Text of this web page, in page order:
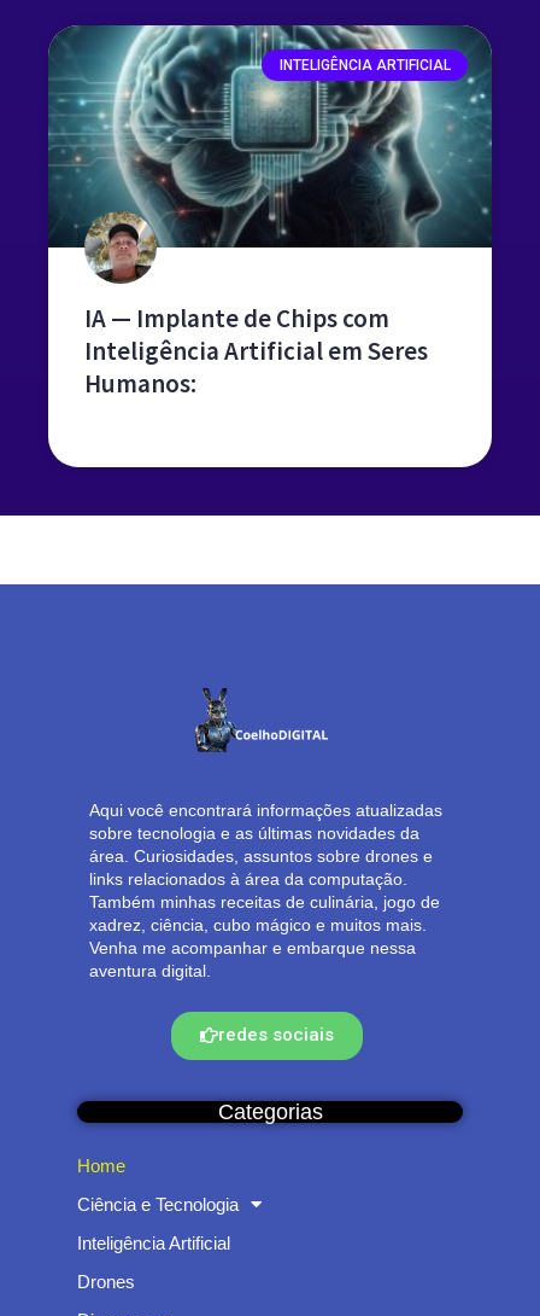
INTELIGÊNCIA ARTIFICIAL
IA — Implante de Chips com
Inteligência Artificial em Seres
Humanos:
Aqui você encontrará informações atualizadas
sobre tecnologia e as últimas novidades da
área. Curiosidades, assuntos sobre drones e
links relacionados à área da computação.
Também minhas receitas de culinária, jogo de
xadrez, ciência, cubo mágico e muitos mais.
Venha me acompanhar e embarque nessa
aventura digital.
redes sociais
Categorias
Home
Ciência e Tecnologia
Inteligência Artificial
Drones